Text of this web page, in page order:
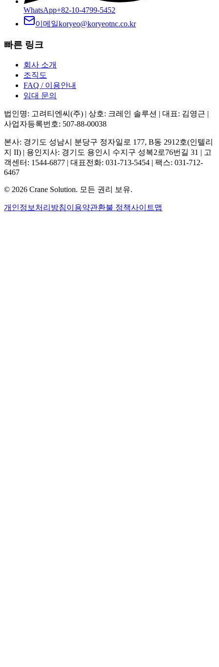
WhatsApp+82-10-4799-5452
이메일koryeo@koryeotnc.co.kr
빠른 링크
회사 소개
조직도
FAQ / 이용안내
임대 문의
법인명: 고려티엔씨(주) | 상호: 크레인 솔루션 | 대표: 김영근 |
사업자등록번호: 507-88-00038
본사: 경기도 성남시 분당구 정자일로 177, B동 2912호(인텔리
지 II) | 용인지사: 경기도 용인시 수지구 성복2로76번길 31 | 고
객센터: 1544-6877 | 대표전화: 031-713-5454 | 팩스: 031-712-
6467
© 2026 Crane Solution. 모든 권리 보유.
개인정보처리방침이용약관환불 정책사이트맵